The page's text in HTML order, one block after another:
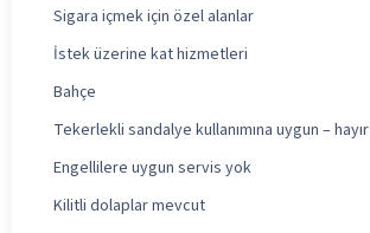
Sigara içmek için özel alanlar
İstek üzerine kat hizmetleri
Bahçe
Tekerlekli sandalye kullanımına uygun – hayır
Engellilere uygun servis yok
Kilitli dolaplar mevcut